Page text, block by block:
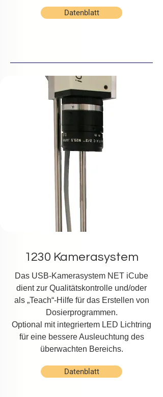
Datenblatt
1230 Kamerasystem
Das USB-Kamerasystem NET iCube
dient zur Qualitätskontrolle und/oder
als „Teach“-Hilfe für das Erstellen von
Dosierprogrammen.
Optional mit integriertem LED Lichtring
für eine bessere Ausleuchtung des
überwachten Bereichs.
Datenblatt